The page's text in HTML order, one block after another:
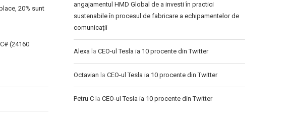
20% sunt
(24160
angajamentul HMD Global de a investi în practici
sustenabile în procesul de fabricare a echipamentelor de
comunicații
Alexa la CEO-ul Tesla ia 10 procente din Twitter
Octavian la CEO-ul Tesla ia 10 procente din Twitter
Petru C la CEO-ul Tesla ia 10 procente din Twitter